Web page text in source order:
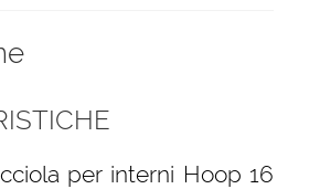
per interni Hoop 16